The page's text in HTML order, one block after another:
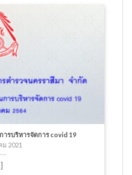
ารบริหารจัดการ covid 19
2021